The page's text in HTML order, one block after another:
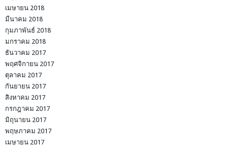
เมษายน 2018
มีนาคม 2018
กุมภาพันธ์ 2018
มกราคม 2018
ธันวาคม 2017
พฤศจิกายน 2017
ตุลาคม 2017
กันยายน 2017
สิงหาคม 2017
กรกฎาคม 2017
มิถุนายน 2017
พฤษภาคม 2017
เมษายน 2017